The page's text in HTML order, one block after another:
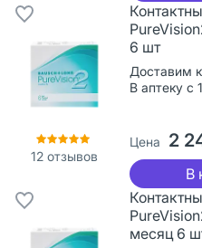
12 отзывов
6 шт
Доставим
В аптеку с
Цена 2
В
месяц 6